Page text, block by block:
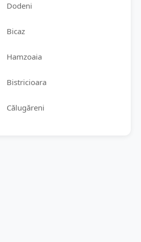
Dodeni
Bicaz
Hamzoaia
Bistricioara
Călugăreni